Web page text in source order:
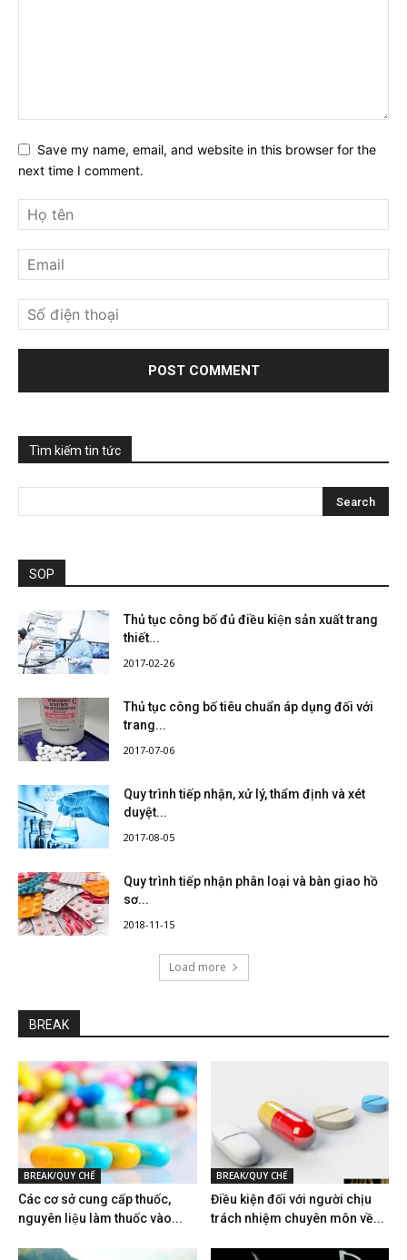
Save my name, email, and website in this browser for the
next time I comment.
Tìm kiếm tin tức
SOP
Thủ tục công bố đủ điều kiện sản xuất trang
thiết...
2017-02-26
Thủ tục công bố tiêu chuẩn áp dụng đối với
trang...
2017-07-06
Quy trình tiếp nhận, xử lý, thẩm định và xét
duyệt...
2017-08-05
Quy trình tiếp nhận phân loại và bàn giao hồ
sơ...
2018-11-15
Load more
BREAK
BREAK/QUY CHẾ
Các cơ sở cung cấp thuốc,
nguyên liệu làm thuốc vào...
BREAK/QUY CHẾ
Điều kiện đối với người chịu
trách nhiệm chuyên môn về...